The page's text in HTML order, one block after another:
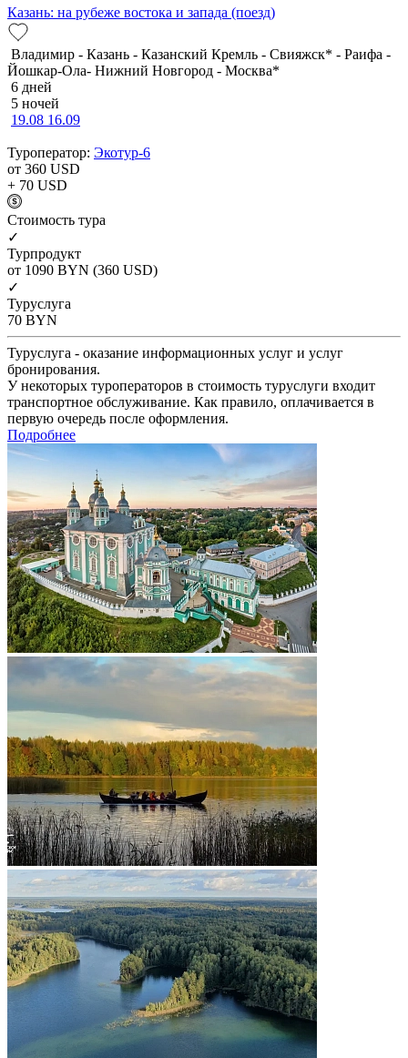
Казань: на рубеже востока и запада (поезд)
Владимир - Казань - Казанский Кремль - Свияжск* - Раифа -
Йошкар-Ола- Нижний Новгород - Москва*
6 дней
5 ночей
19.08 16.09
Туроператор: Экотур-6
от 360 USD
+ 70 USD
Cтоимость тура
✓
Турпродукт
от 1090 BYN (360 USD)
✓
Туруслуга
70 BYN
Туруслуга - оказание информационных услуг и услуг
бронирования.
У некоторых туроператоров в стоимость туруслуги входит
транспортное обслуживание. Как правило, оплачивается в
первую очередь после оформления.
Подробнее